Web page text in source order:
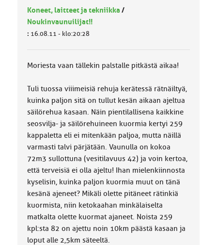
Koneet, laitteet ja tekniikka /
Noukinvaunuilijat!!
: 16.08.11 - klo:20:28
Moriesta vaan tällekin palstalle pitkästä aikaa!
Tuli tuossa viiimeisiä rehuja kerätessä rätnäiltyä,
kuinka paljon sitä on tullut kesän aikaan ajeltua
säilörehua kasaan. Näin pientilallisena kaikkine
seosvilja- ja säilörehuineen kuormia kertyi 259
kappaletta eli ei mitenkään paljoa, mutta näillä
varmasti talvi pärjätään. Vaunulla on kokoa
72m3 sullottuna (vesitilavuus 42) ja voin kertoa,
että terveisiä ei olla ajeltu! Ihan mielenkiinnosta
kyselisin, kuinka paljon kuormia muut on tänä
kesänä ajeneet? Mikäli olette pitäneet rätinkiä
kuormista, niin ketokaahan minkälaiselta
matkalta olette kuormat ajaneet. Noista 259
kpl:sta 82 on ajettu noin 10km päästä kasaan ja
loput alle 2,5km säteeltä.